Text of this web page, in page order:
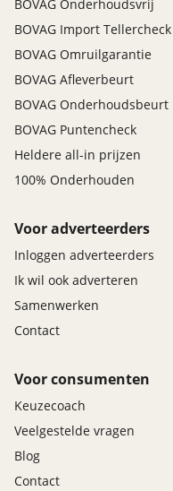
BOVAG Onderhoudsvrij
BOVAG Import Tellercheck
BOVAG Omruilgarantie
BOVAG Afleverbeurt
BOVAG Onderhoudsbeurt
BOVAG Puntencheck
Heldere all-in prijzen
100% Onderhouden
Voor adverteerders
Inloggen adverteerders
Ik wil ook adverteren
Samenwerken
Contact
Voor consumenten
Keuzecoach
Veelgestelde vragen
Blog
Contact